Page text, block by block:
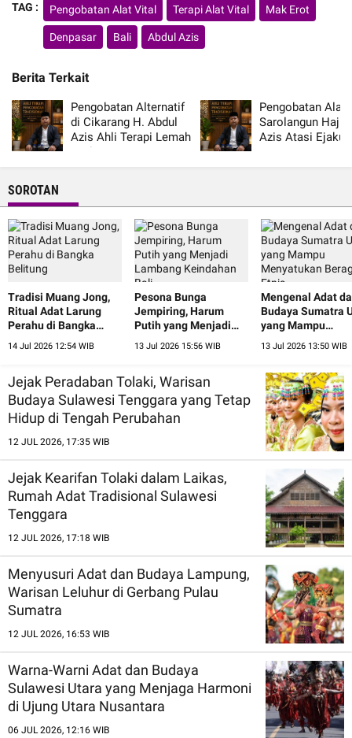
TAG : Pengobatan Alat Vital Terapi Alat Vital Mak Erot
Denpasar Bali Abdul Azis
Berita Terkait
Pengobatan Alternatif
di Cikarang H. Abdul
Azis Ahli Terapi Lemah
Syahwat
Pengobatan Alat
Sarolangun Haji
Azis Atasi
SOROTAN
Tradisi Muang Jong,
Ritual Adat Larung
Perahu di Bangka
Belitung
14 Jul 2026 12:54 WIB
Pesona Bunga
Jempiring, Harum
Putih yang Menjadi
Lambang Keindahan
13 Jul 2026 15:56 WIB
Mengenal Adat
Budaya Sumatra
yang Mampu
Menyatukan
13 Jul 2026 13:50 WIB
Jejak Peradaban Tolaki, Warisan
Budaya Sulawesi Tenggara yang Tetap
Hidup di Tengah Perubahan
12 JUL 2026, 17:35 WIB
Jejak Kearifan Tolaki dalam Laikas,
Rumah Adat Tradisional Sulawesi
Tenggara
12 JUL 2026, 17:18 WIB
Menyusuri Adat dan Budaya Lampung,
Warisan Leluhur di Gerbang Pulau
Sumatra
12 JUL 2026, 16:53 WIB
Warna-Warni Adat dan Budaya
Sulawesi Utara yang Menjaga Harmoni
di Ujung Utara Nusantara
06 JUL 2026, 12:16 WIB